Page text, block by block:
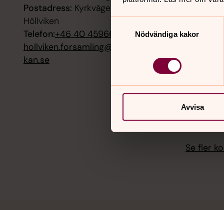
Nödvändiga kakor
Avvisa
Postadress: Kyrkvägen 7, 23632
Höllviken
Telefon:+46 40 459660
hollviken.forsamling@svenskakyr
kan.se
9 augusti
14 augusti
Se fler